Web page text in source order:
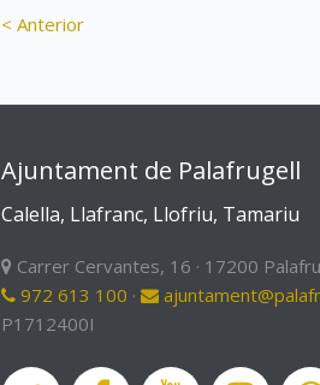
< Anterior
Ajuntament de Palafrugell
Calella, Llafranc, Llofriu, Tamariu
Carrer Cervantes, 16 · 17200
972 613 100 ·
P1712400I